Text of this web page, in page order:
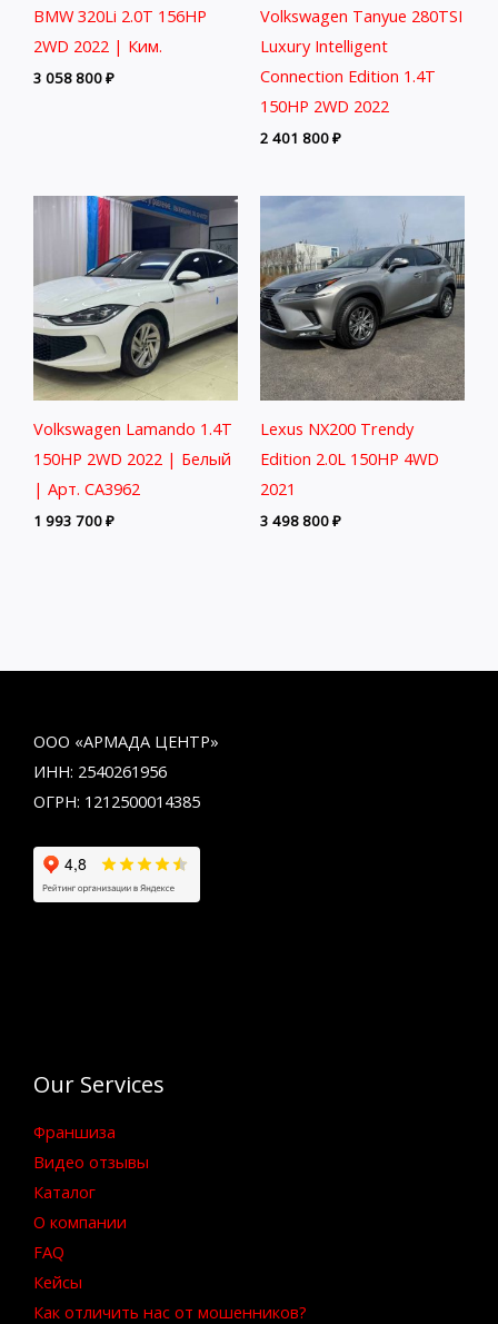
BMW 320Li 2.0T 156HP
2WD 2022 | Ким.
3 058 800₽
Volkswagen Tanyue 280TSI
Luxury Intelligent
Connection Edition 1.4T
150HP 2WD 2022
2 401 800₽
Volkswagen Lamando 1.4T
150HP 2WD 2022 | Белый
| Арт. CA3962
1 993 700₽
Lexus NX200 Trendy
Edition 2.0L 150HP 4WD
2021
3 498 800₽
ООО «АРМАДА ЦЕНТР»
ИНН: 2540261956
ОГРН: 1212500014385
Our Services
Франшиза
Видео отзывы
Каталог
О компании
FAQ
Кейсы
Как отличить нас от мошенников?